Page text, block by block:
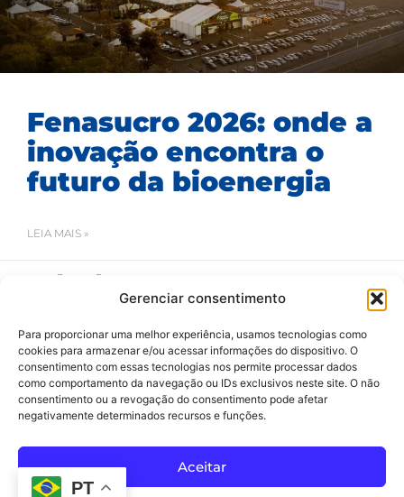
Gerenciar consentimento
Para proporcionar uma melhor experiência, usamos tecnologias como
cookies para armazenar e/ou acessar informações do dispositivo. O
consentimento com essas tecnologias nos permite processar dados
como comportamento da navegação ou IDs exclusivos neste site. O não
consentimento ou a revogação do consentimento pode afetar
negativamente determinados recursos e funções.
Aceitar
Fenasucro 2026: onde a
inovação encontra o
futuro da bioenergia
LEIA MAIS »
Av Arthur dos Santos, 313 • Pq. Industrial Água Preta • Pindamonhangaba • SP • Brasil • CEP 12404-289
(12) 3642 9006• dbtec@dbtec.com.br
PT